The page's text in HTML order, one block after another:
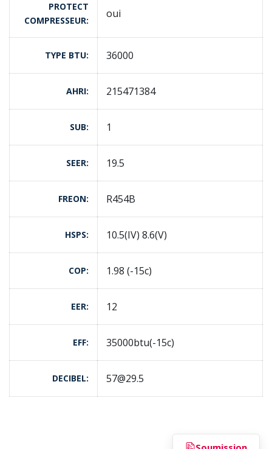
PROTECT
COMPRESSEUR
oui
TYPE BTU 36000
AHRI 215471384
SUB 1
SEER 19.5
FREON R454B
HSPS 10.5(IV) 8.6(V)
COP 1.98 (-15c)
EER 12
EFF 35000btu(-15c)
DECIBEL 57@29.5